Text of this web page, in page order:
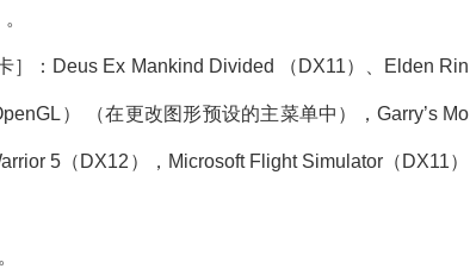
Deus Ex Mankind Divided （DX11）、Elden Rin
） （在更改图形预设的主菜单中），Garry’s Mo
5（DX12），Microsoft Flight Simulator（DX11）